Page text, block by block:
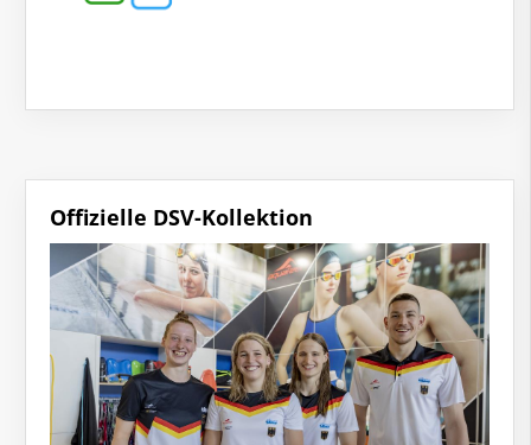
Offizielle DSV-Kollektion